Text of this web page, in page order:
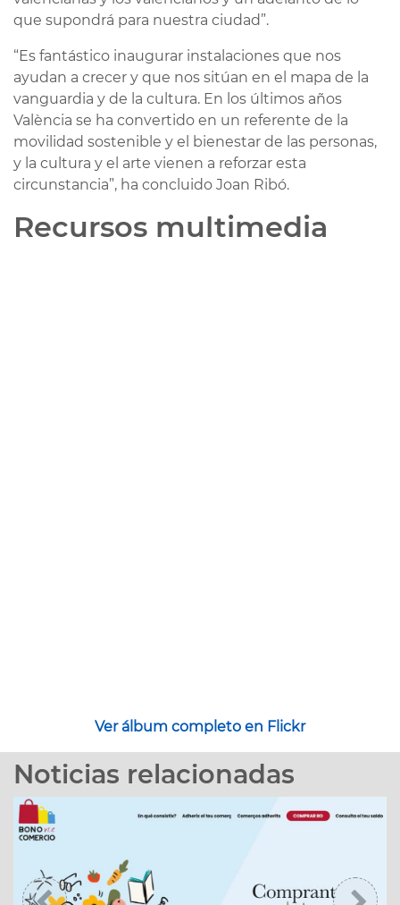
que supondrá para nuestra ciudad”.
“Es fantástico inaugurar instalaciones que nos
ayudan a crecer y que nos sitúan en el mapa de la
vanguardia y de la cultura. En los últimos años
València se ha convertido en un referente de la
movilidad sostenible y el bienestar de las personas,
y la cultura y el arte vienen a reforzar esta
circunstancia”, ha concluido Joan Ribó.
Recursos multimedia
Ver álbum completo en Flickr
Noticias relacionadas